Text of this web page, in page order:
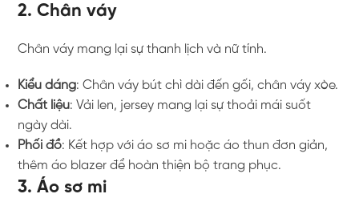
2. Chân váy
Chân váy mang lại sự thanh lịch và nữ tính.
Kiểu dáng: Chân váy bút chì dài đến gối, chân váy xòe.
Chất liệu: Vải len, jersey mang lại sự thoải mái suốt
ngày dài.
Phối đồ: Kết hợp với áo sơ mi hoặc áo thun đơn giản,
thêm áo blazer để hoàn thiện bộ trang phục.
3. Áo sơ mi